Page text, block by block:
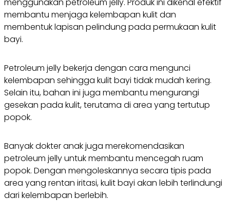
membantu menjaga kelembapan kulit dan
membentuk lapisan pelindung pada permukaan kulit
bayi.
Petroleum jelly bekerja dengan cara mengunci
kelembapan sehingga kulit bayi tidak mudah kering.
Selain itu, bahan ini juga membantu mengurangi
gesekan pada kulit, terutama di area yang tertutup
popok.
Banyak dokter anak juga merekomendasikan
petroleum jelly untuk membantu mencegah ruam
popok. Dengan mengoleskannya secara tipis pada
area yang rentan iritasi, kulit bayi akan lebih terlindungi
dari kelembapan berlebih.